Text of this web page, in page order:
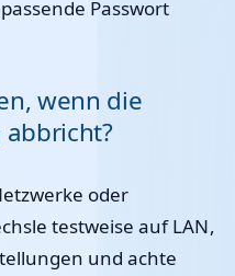
Passwort
wenn die
oder
testweise auf LAN,
und achte